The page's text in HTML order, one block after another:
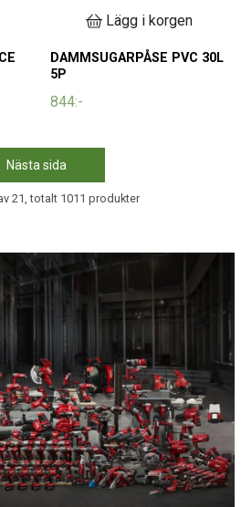
Lägg i korgen
DAMMSUGARPÅSE PVC 30L
5P
844:-
Nästa sida
21, totalt 1011 produkter